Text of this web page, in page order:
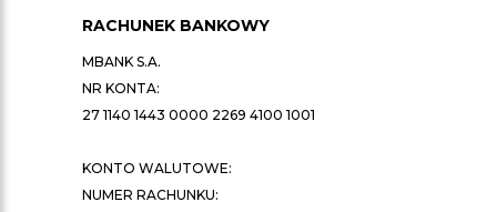
RACHUNEK BANKOWY
MBANK S.A.
NR KONTA:
27 1140 1443 0000 2269 4100 1001
KONTO WALUTOWE:
NUMER RACHUNKU: